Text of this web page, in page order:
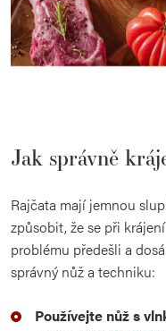
Jak správně
Rajčata mají jemnou
způsobit, že se při
problému předešli a
správný nůž a techniku:
Používejte nůž s